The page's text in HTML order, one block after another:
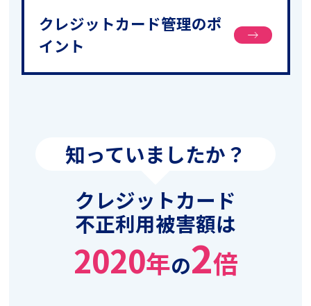
クレジットカード管理のポ
イント
知っていましたか？
クレジットカード
不正利用被害額は
2020年の2倍